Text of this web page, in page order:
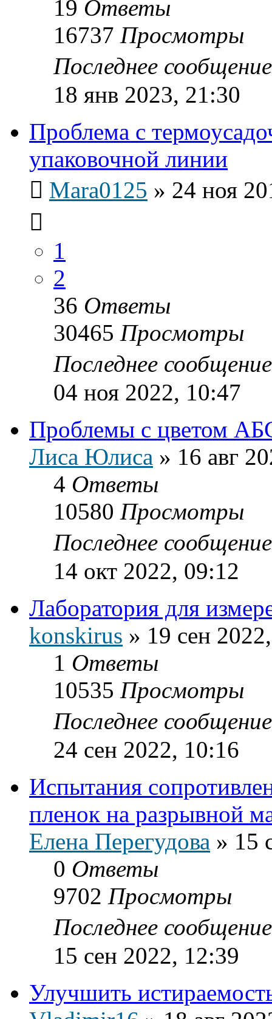
19 Ответы
16737 Просмотры
Последнее
18 янв 2023, 21:30
Проблема с
упаковочной линии
Mara0125 » 24 ноя
1
2
36 Ответы
30465 Просмотры
Последнее
04 ноя 2022, 10:47
Проблемы с цветом
Лиса Юлиса » 16 авг
4 Ответы
10580 Просмотры
Последнее
14 окт 2022, 09:12
Лаборатория для
konskirus » 19 сен
1 Ответы
10535 Просмотры
Последнее
24 сен 2022, 10:16
Испытания
пленок на разрывной
Елена Перегудова » 15
0 Ответы
9702 Просмотры
Последнее
15 сен 2022, 12:39
Улучшить